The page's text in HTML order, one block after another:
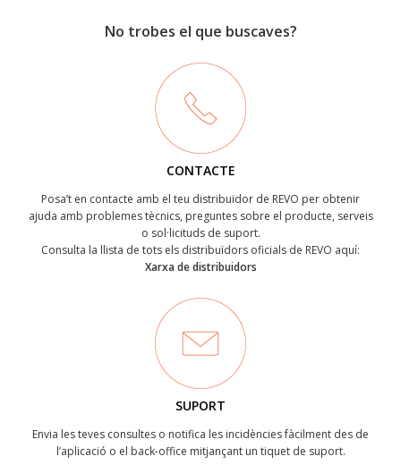
No trobes el que buscaves?
CONTACTE
Posa’t en contacte amb el teu distribuïdor de REVO per obtenir
ajuda amb problemes tècnics, preguntes sobre el producte, serveis
o sol·licituds de suport.
Consulta la llista de tots els distribuïdors oficials de REVO aquí:
Xarxa de distribuidors
SUPORT
Envia les teves consultes o notifica les incidències fàcilment des de
l’aplicació o el back-office mitjançant un tiquet de suport.